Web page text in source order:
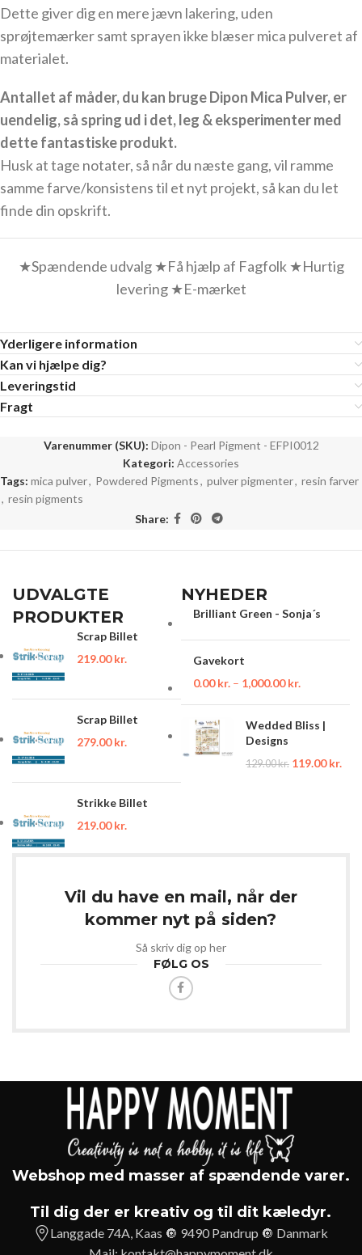
Dette giver dig en mere jævn lakering, uden
sprøjtemærker samt sprayen ikke blæser mica pulveret af
materialet.
Antallet af måder, du kan bruge Dipon Mica Pulver, er
uendelig, så spring ud i det, leg & eksperimenter med
dette fantastiske produkt.
Husk at tage notater, så når du næste gang, vil ramme
samme farve/konsistens til et nyt projekt, så kan du let
finde din opskrift.
★Spændende udvalg ★Få hjælp af Fagfolk ★Hurtig
levering ★E-mærket
Yderligere information
Kan vi hjælpe dig?
Leveringstid
Fragt
Varenummer (SKU): Dipon - Pearl Pigment - EFPI0012
Kategori: Accessories
Tags: mica pulver, Powdered Pigments, pulver pigmenter, resin farver
, resin pigments
Share:
UDVALGTE
PRODUKTER
Scrap Billet
219.00kr.
Scrap Billet
279.00kr.
Strikke Billet
219.00kr.
NYHEDER
Brilliant Green - Sonja´s
Gavekort
0.00kr. – 1,000.00kr.
Wedded Bliss |
Designs
129.00kr. 119.00kr.
Vil du have en mail, når der
kommer nyt på siden?
Så skriv dig op her
FØLG OS
Webshop med masser af spændende varer.
Til dig der er kreativ og til dit kæledyr.
Langgade 74A, Kaas 🔘 9490 Pandrup 🔘 Danmark